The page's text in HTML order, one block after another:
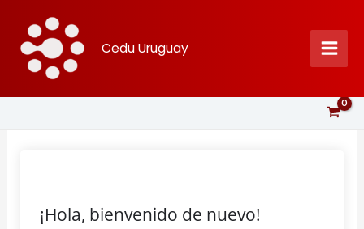
contenido
Cedu Uruguay
¡Hola, bienvenido de nuevo!